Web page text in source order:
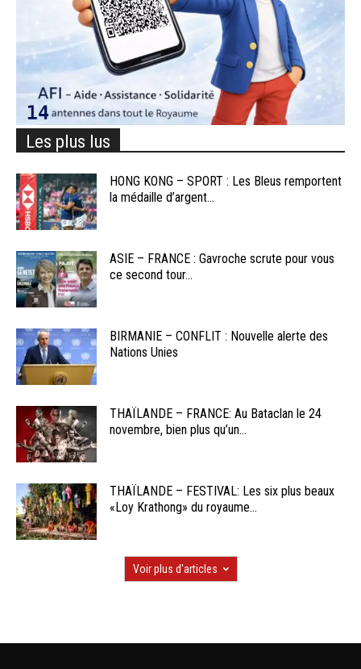
Les plus lus
HONG KONG – SPORT : Les Bleus remportent
la médaille d’argent...
ASIE – FRANCE : Gavroche scrute pour vous
ce second tour...
BIRMANIE – CONFLIT : Nouvelle alerte des
Nations Unies
THAÏLANDE – FRANCE: Au Bataclan le 24
novembre, bien plus qu’un...
THAÏLANDE – FESTIVAL: Les six plus beaux
«Loy Krathong» du royaume...
Voir plus d'articles